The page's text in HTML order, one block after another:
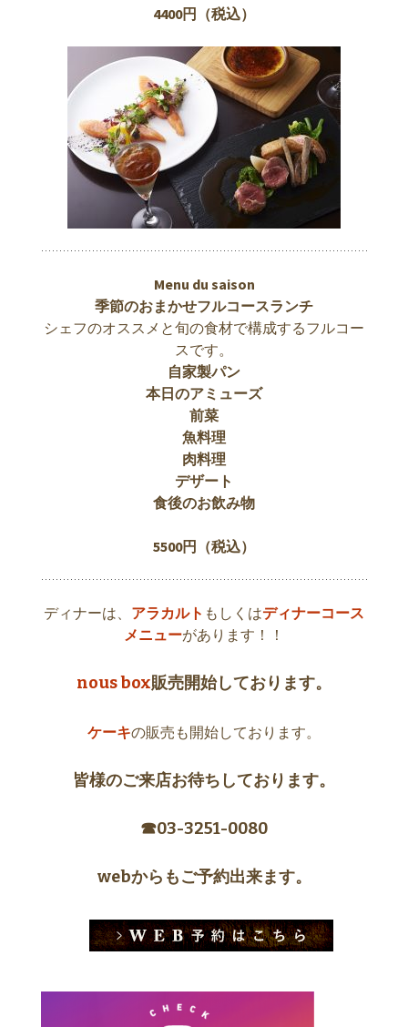
4400円（税込）
Menu du saison
季節のおまかせフルコースランチ
シェフのオススメと旬の食材で構成するフルコー
スです。
自家製パン
本日のアミューズ
前菜
魚料理
肉料理
デザート
食後のお飲み物
5500円（税込）
ディナーは、 アラカルト もしくはディナーコース
メニューがあります！！
nous box販売開始しております。
ケーキの販売も開始しております。
皆様のご来店お待ちしております。
☎︎03-3251-0080
webからもご予約出来ます。